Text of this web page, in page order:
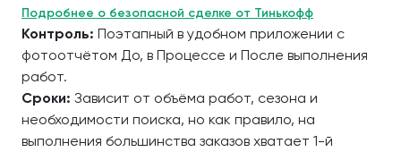
Подробнее о безопасной сделке от Тинькофф
Контроль: Поэтапный в удобном приложении с
фотоотчётом До, в Процессе и После выполнения
работ.
Сроки: Зависит от объёма работ, сезона и
необходимости поиска, но как правило, на
выполнения большинства заказов хватает 1-й